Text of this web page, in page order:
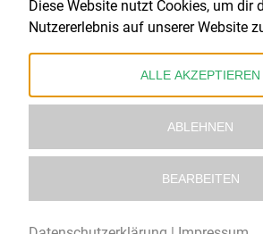
Gefördert durch:
Diese Website nutzt Cookies, um dir
Nutzererlebnis auf unserer Website
ALLE AKZEPTIEREN
ABLEHNEN
BEARBEITEN